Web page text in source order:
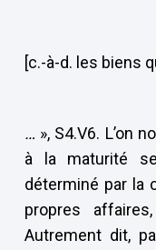
[c.-à-d. les biens
… », S4.V6. L’on
à la maturité
déterminé par la
propres
Autrement dit,